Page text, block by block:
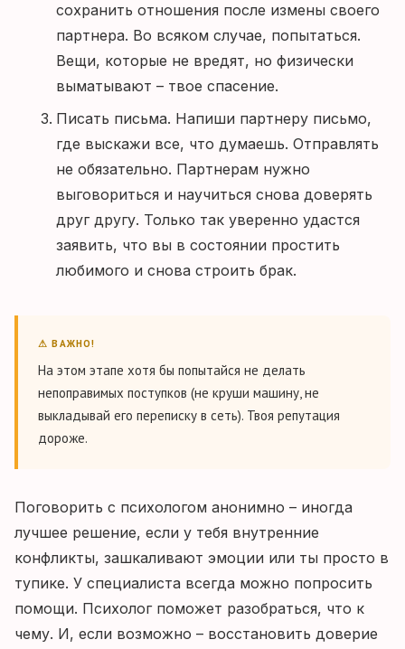
сохранить отношения после измены своего
партнера. Во всяком случае, попытаться.
Вещи, которые не вредят, но физически
выматывают – твое спасение.
Писать письма. Напиши партнеру письмо,
где выскажи все, что думаешь. Отправлять
не обязательно. Партнерам нужно
выговориться и научиться снова доверять
друг другу. Только так уверенно удастся
заявить, что вы в состоянии простить
любимого и снова строить брак.
⚠ ВАЖНО!
На этом этапе хотя бы попытайся не делать
непоправимых поступков (не круши машину, не
выкладывай его переписку в сеть). Твоя репутация
дороже.
Поговорить с психологом анонимно – иногда
лучшее решение, если у тебя внутренние
конфликты, зашкаливают эмоции или ты просто в
тупике. У специалиста всегда можно попросить
помощи. Психолог поможет разобраться, что к
чему. И, если возможно – восстановить доверие